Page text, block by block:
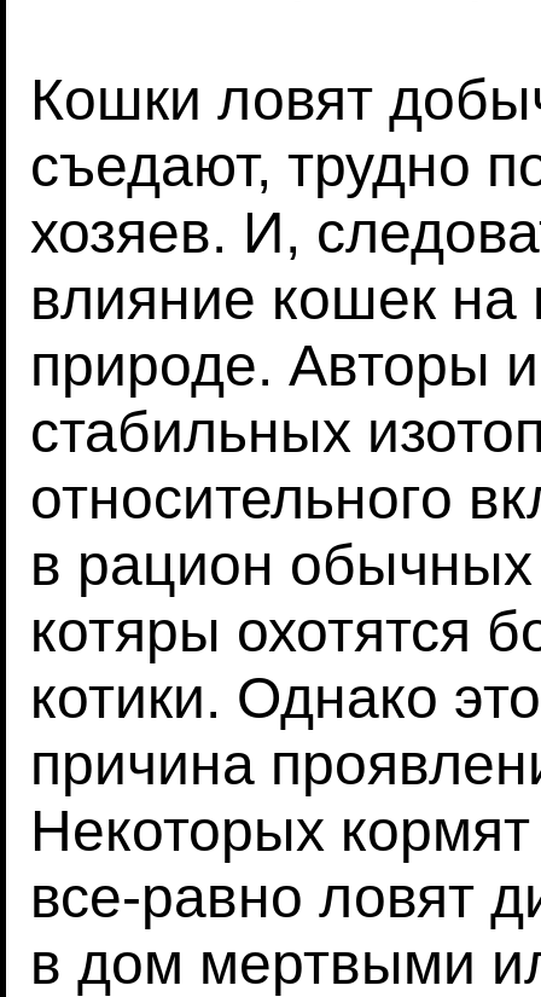
Кошки ловят
съедают, трудно
хозяев. И,
влияние кошек
природе. Авторы
стабильных
относительного
в рацион
котяры охотятся
котики. Однако
причина
Некоторых
все-равно ловят
в дом мертвыми